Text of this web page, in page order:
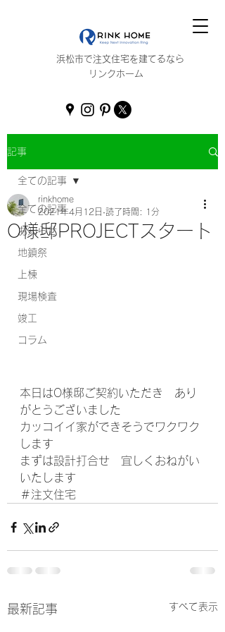
浜松市で注文住宅を建てるなら
リンクホーム
記事
全ての記事
お知らせ
地鎮祭
上棟
現場検査
竣工
コラム
全ての記事
O様邸PROJECTスタート
rinkhome
2021年4月12日 読了時間: 1分
本日はO様邸ご契約いただき　あり
がとうございました
カッコイイ家ができそうでワクワク
します
まずは設計打合せ　宜しくおねがい
いたします
＃注文住宅
最新記事 すべて表示